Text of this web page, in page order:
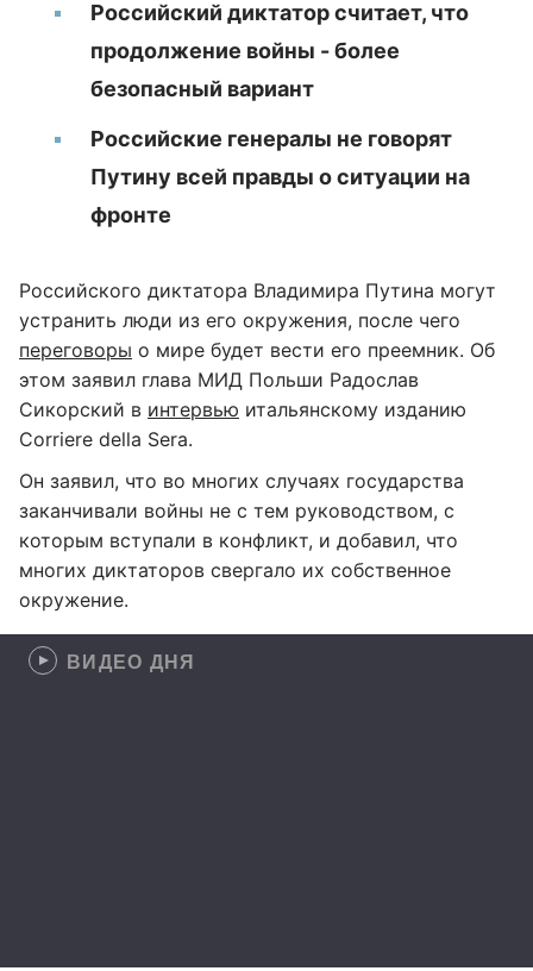
Российский диктатор считает, что
продолжение войны - более
безопасный вариант
Российские генералы не говорят
Путину всей правды о ситуации на
фронте
Российского диктатора Владимира Путина могут
устранить люди из его окружения, после чего
переговоры о мире будет вести его преемник. Об
этом заявил глава МИД Польши Радослав
Сикорский в интервью итальянскому изданию
Corriere della Sera.
Он заявил, что во многих случаях государства
заканчивали войны не с тем руководством, с
которым вступали в конфликт, и добавил, что
многих диктаторов свергало их собственное
окружение.
ВИДЕО ДНЯ